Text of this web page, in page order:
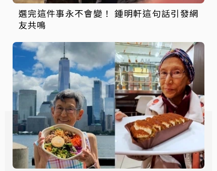
選完這件事永不會變！ 鍾明軒這句話引發網
友共鳴